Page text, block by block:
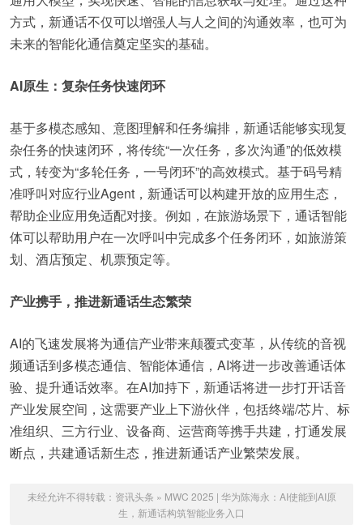
方式，新通话不仅可以增强人与人之间的沟通效率，也可为
未来的智能化通信奠定坚实的基础。
AI原生：复杂任务快速闭环
基于多模态感知、意图理解和任务编排，新通话能够实现复
杂任务的快速闭环，将传统“一次任务，多次沟通”的低效模
式，转变为“多轮任务，一号闭环”的高效模式。基于码号精
准呼叫对应行业Agent，新通话可以构建开放的应用生态，
帮助企业应用免适配对接。例如，在旅游场景下，通话智能
体可以帮助用户在一次呼叫中完成多个任务闭环，如旅游策
划、酒店预定、机票预定等。
产业携手，推进新通话生态繁荣
AI的飞速发展将为通信产业带来颠覆式变革，从传统的音视
频通话到多模态通信、智能体通信，AI将进一步改善通话体
验、提升通话效率。在AI加持下，新通话将进一步打开话音
产业发展空间，这需要产业上下游伙伴，包括终端/芯片、标
准组织、三方行业、设备商、运营商等携手共建，打通发展
断点，共建通话新生态，推进新通话产业繁荣发展。
未经允许不得转载： 资讯头条 » MWC 2025 | 华为陈海永：AI使能到AI原
生，新通话构筑智能业务入口